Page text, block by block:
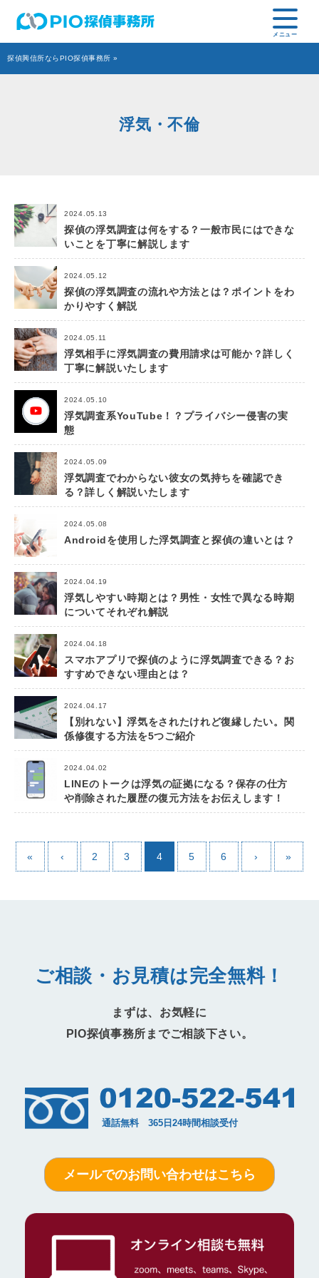
探偵興信所ならPIO探偵事務所 »
浮気・不倫
2024.05.13
探偵の浮気調査は何をする？一般市民にはできな
いことを丁寧に解説します
2024.05.12
探偵の浮気調査の流れや方法とは？ポイントをわ
かりやすく解説
2024.05.11
浮気相手に浮気調査の費用請求は可能か？詳しく
丁寧に解説いたします
2024.05.10
浮気調査系YouTube！？プライバシー侵害の実
態
2024.05.09
浮気調査でわからない彼女の気持ちを確認でき
る？詳しく解説いたします
2024.05.08
Androidを使用した浮気調査と探偵の違いとは？
2024.04.19
浮気しやすい時期とは？男性・女性で異なる時期
についてそれぞれ解説
2024.04.18
スマホアプリで探偵のように浮気調査できる？お
すすめできない理由とは？
2024.04.17
【別れない】浮気をされたけれど復縁したい。関
係修復する方法を5つご紹介
2024.04.02
LINEのトークは浮気の証拠になる？保存の仕方
や削除された履歴の復元方法をお伝えします！
« ‹ 2 3 4 5 6 › »
ご相談・お見積は完全無料！
まずは、お気軽に
PIO探偵事務所までご相談下さい。
メールでのお問い合わせはこちら